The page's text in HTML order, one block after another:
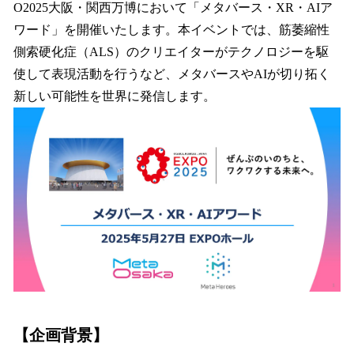
中
で
す
O2025大阪・関西万博において「メタバース・XR・AIア
ワード」を開催いたします。本イベントでは、筋萎縮性
側索硬化症（ALS）のクリエイターがテクノロジーを駆
使して表現活動を行うなど、メタバースやAIが切り拓く
新しい可能性を世界に発信します。
【企画背景】